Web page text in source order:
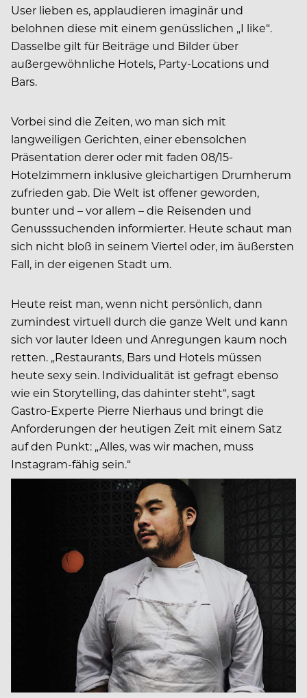
User lieben es, applaudieren imaginär und
belohnen diese mit einem genüsslichen „I like“.
Dasselbe gilt für Beiträge und Bilder über
außergewöhnliche Hotels, Party-Locations und
Bars.
Vorbei sind die Zeiten, wo man sich mit
langweiligen Gerichten, einer ebensolchen
Präsentation derer oder mit faden 08/15-
Hotelzimmern inklusive gleichartigen Drumherum
zufrieden gab. Die Welt ist offener geworden,
bunter und – vor allem – die Reisenden und
Genusssuchenden informierter. Heute schaut man
sich nicht bloß in seinem Viertel oder, im äußersten
Fall, in der eigenen Stadt um.
Heute reist man, wenn nicht persönlich, dann
zumindest virtuell durch die ganze Welt und kann
sich vor lauter Ideen und Anregungen kaum noch
retten. „Restaurants, Bars und Hotels müssen
heute sexy sein. Individualität ist gefragt ebenso
wie ein Storytelling, das dahinter steht“, sagt
Gastro-Experte Pierre Nierhaus und bringt die
Anforderungen der heutigen Zeit mit einem Satz
auf den Punkt: „Alles, was wir machen, muss
Instagram-fähig sein.“